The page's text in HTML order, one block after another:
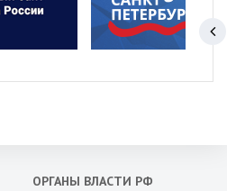
ОРГАНЫ ВЛАСТИ РФ